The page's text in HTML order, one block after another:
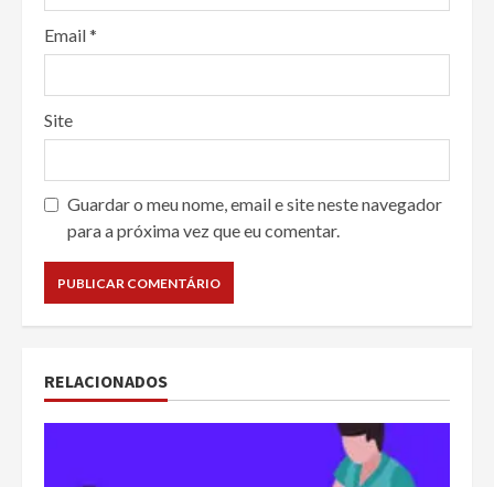
Email*
Site
Guardar o meu nome, email e site neste navegador
para a próxima vez que eu comentar.
RELACIONADOS